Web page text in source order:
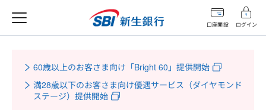
口座開設 ログイン
60歳以上のお客さま向け「Bright 60」提供開始
満28歳以下のお客さま向け優遇サービス（ダイヤモンド
ステージ）提供開始